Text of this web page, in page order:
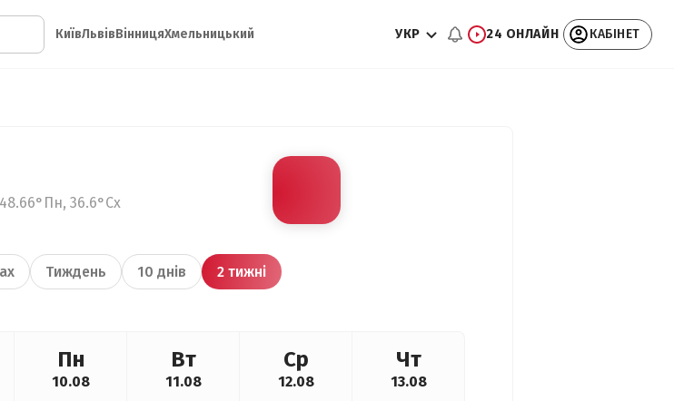
КиївЛьвівВінницяХмельницький УКР 24 ОНЛАЙН КАБІНЕТ
36.6°Сх
Тиждень 10 днів 2 тижні
Пн
10.08
Вт
11.08
Ср
12.08
Чт
13.08